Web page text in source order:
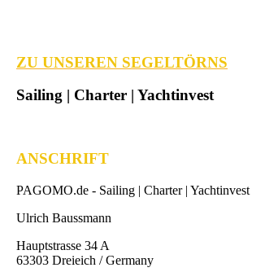
ZU UNSEREN SEGELTÖRNS
Sailing | Charter | Yachtinvest
ANSCHRIFT
PAGOMO.de - Sailing | Charter | Yachtinvest
Ulrich Baussmann
Hauptstrasse 34 A
63303 Dreieich / Germany